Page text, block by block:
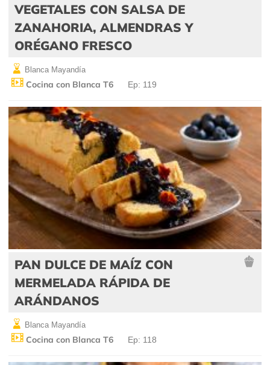
VEGETALES CON SALSA DE
ZANAHORIA, ALMENDRAS Y
ORÉGANO FRESCO
Blanca Mayandía
Cocina con Blanca T6 Ep: 119
PAN DULCE DE MAÍZ CON
MERMELADA RÁPIDA DE
ARÁNDANOS
Blanca Mayandía
Cocina con Blanca T6 Ep: 118